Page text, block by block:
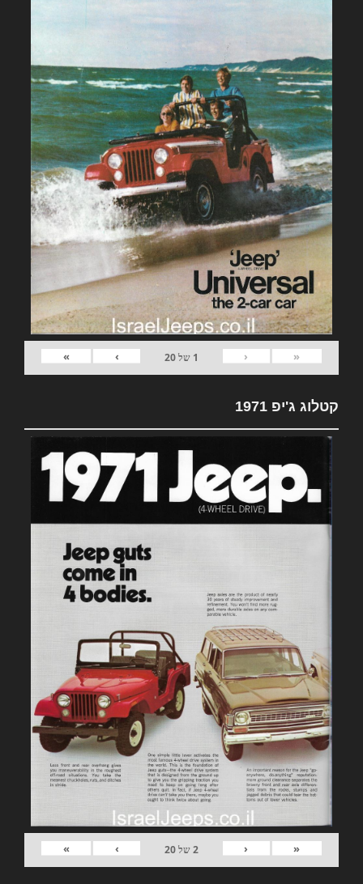
«
‹
1 של20
›
»
קטלוג ג'יפ 1971
«
‹
2של20
›
»